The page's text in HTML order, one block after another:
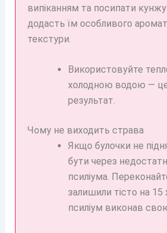
випіканням та посипати
додасть їм особливого
текстури.
Використовуйте
холодною водою —
результат.
Чому не виходить страва
Якщо булочки не
бути через
псиліума.
залишили тісто на
псиліум виконав